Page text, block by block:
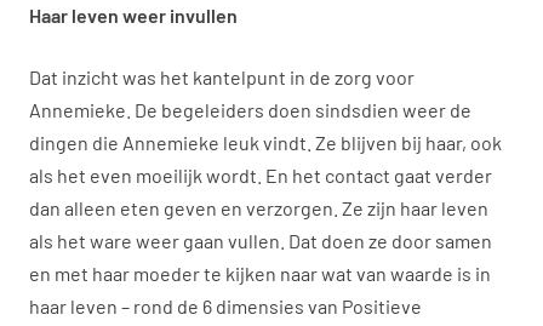
Haar leven weer invullen
Dat inzicht was het kantelpunt in de zorg voor
Annemieke. De begeleiders doen sindsdien weer de
dingen die Annemieke leuk vindt. Ze blijven bij haar, ook
als het even moeilijk wordt. En het contact gaat verder
dan alleen eten geven en verzorgen. Ze zijn haar leven
als het ware weer gaan vullen. Dat doen ze door samen
en met haar moeder te kijken naar wat van waarde is in
haar leven – rond de 6 dimensies van Positieve